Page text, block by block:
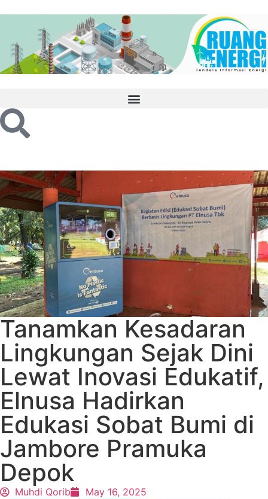
Tanamkan Kesadaran
Lingkungan Sejak Dini
Lewat Inovasi Edukatif,
Elnusa Hadirkan
Edukasi Sobat Bumi di
Jambore Pramuka
Depok
Muhdi Qorib May 16, 2025